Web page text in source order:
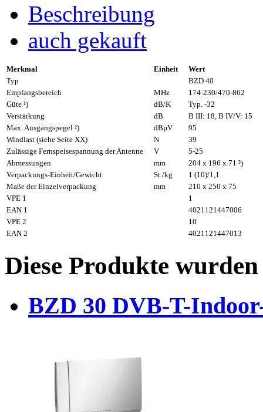
Beschreibung
auch gekauft
Merkmal Einheit
Wert
Typ
BZD 40
Empfangsbereich
MHz
174-230/470-862
Güte ¹)
dB/K
Typ. -32
Verstärkung
dB
B III: 18, B IV/V: 15
Max. Ausgangspegel ²)
dBµV
95
Windlast (siehe Seite XX)
N
39
Zulässige Fernspeisespannung der Antenne
V
5-25
Abmessungen
mm
204 x 196 x 71 ³)
Verpackungs-Einheit/Gewicht
St./kg
1 (10)/1,1
Maße der Einzelverpackung
mm
210 x 250 x 75
VPE 1
1
EAN 1
4021121447006
VPE 2
10
EAN 2
4021121447013
Diese Produkte
BZD 30 DVB-T-